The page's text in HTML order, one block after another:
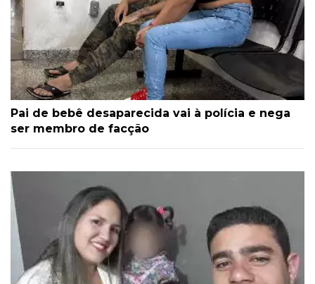
Pai de bebê desaparecida vai à polícia e nega
ser membro de facção